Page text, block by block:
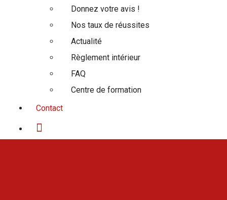
Donnez votre avis !
Nos taux de réussites
Actualité
Règlement intérieur
FAQ
Centre de formation
Contact